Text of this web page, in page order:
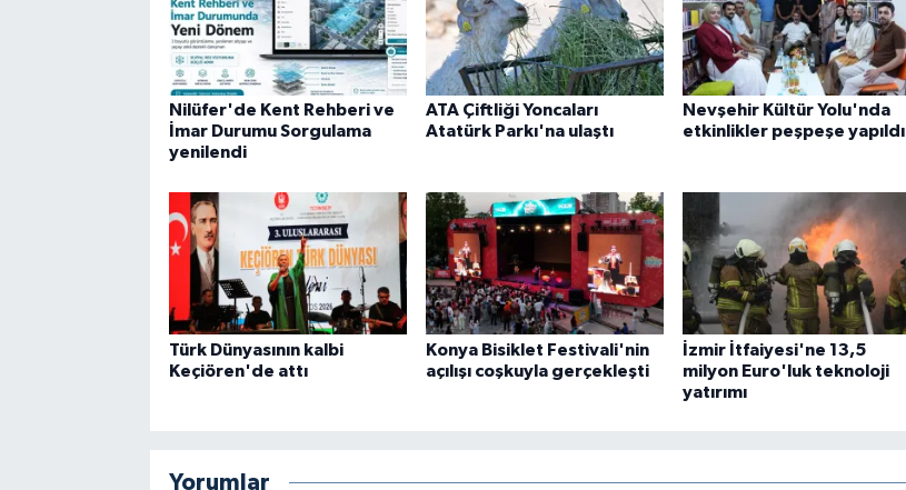
Nilüfer'de Kent Rehberi ve
İmar Durumu Sorgulama
yenilendi
ATA Çiftliği Yoncaları
Atatürk Parkı'na ulaştı
Nevşehir Kültür Yolu'nda
etkinlikler peşpeşe yapıldı
Türk Dünyasının kalbi
Keçiören'de attı
Konya Bisiklet Festivali'nin
açılışı coşkuyla gerçekleşti
İzmir İtfaiyesi'ne 13,5
milyon Euro'luk teknoloji
yatırımı
Yorumlar